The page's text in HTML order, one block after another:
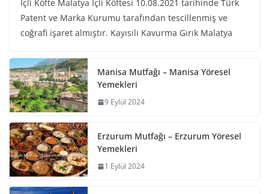
İçli Köfte Malatya İçli Köftesi 10.08.2021 tarihinde Türk
Patent ve Marka Kurumu tarafından tescillenmiş ve
coğrafi işaret almıştır. Kayısılı Kavurma Gırık Malatya
Manisa Mutfağı – Manisa Yöresel
Yemekleri
9 Eylül 2024
Erzurum Mutfağı – Erzurum Yöresel
Yemekleri
1 Eylül 2024